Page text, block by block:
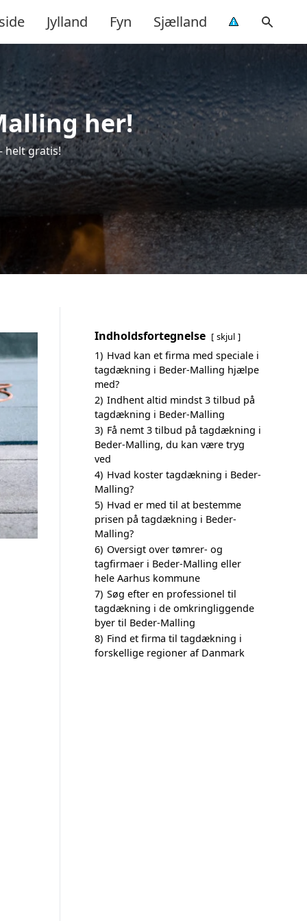
Jylland Fyn Sjælland
her!
helt gratis!
Indholdsfortegnelse skjul
1) Hvad kan et firma med speciale i
tagdækning i Beder-Malling hjælpe
med?
2) Indhent altid mindst 3 tilbud på
tagdækning i Beder-Malling
3) Få nemt 3 tilbud på tagdækning i
Beder-Malling, du kan være tryg
ved
4) Hvad koster tagdækning i Beder-
Malling?
5) Hvad er med til at bestemme
prisen på tagdækning i Beder-
Malling?
6) Oversigt over tømrer- og
tagfirmaer i Beder-Malling eller
hele Aarhus kommune
7) Søg efter en professionel til
tagdækning i de omkringliggende
byer til Beder-Malling
8) Find et firma til tagdækning i
forskellige regioner af Danmark